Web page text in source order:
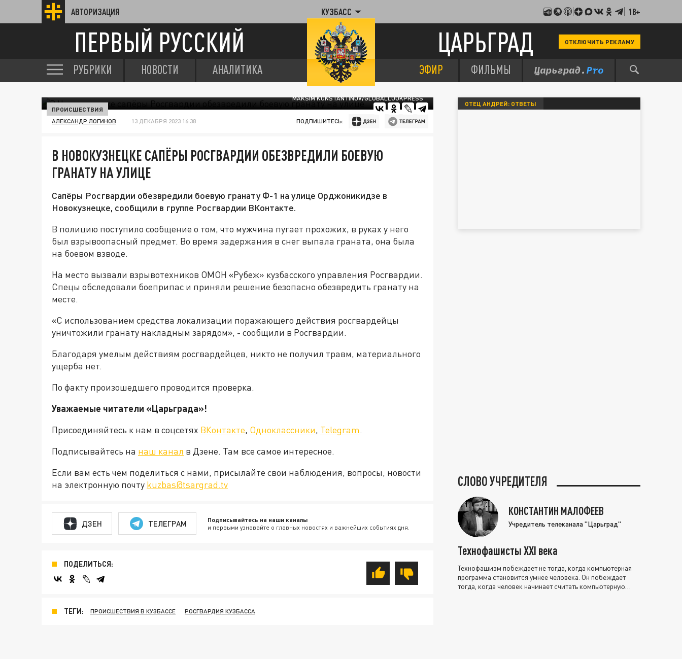
АВТОРИЗАЦИЯ КУЗБАСС 18+
ПЕРВЫЙ РУССКИЙ ЦАРЬГРАД ОТКЛЮЧИТЬ РЕКЛАМУ
РУБРИКИ НОВОСТИ АНАЛИТИКА ЭФИР ФИЛЬМЫ
MAKSIM KONSTANTINOV/GLOBALLOOKPRESS
ПРОИСШЕСТВИЯ
АЛЕКСАНДР ЛОГИНОВ 13 ДЕКАБРЯ 2023 16:38 ПОДПИШИТЕСЬ:
В НОВОКУЗНЕЦКЕ САПЁРЫ РОСГВАРДИИ ОБЕЗВРЕДИЛИ БОЕВУЮ
ГРАНАТУ НА УЛИЦЕ
Сапёры Росгвардии обезвредили боевую гранату Ф-1 на улице Орджоникидзе в
Новокузнецке, сообщили в группе Росгвардии ВКонтакте.
В полицию поступило сообщение о том, что мужчина пугает прохожих, в руках у него
был взрывоопасный предмет. Во время задержания в снег выпала граната, она была
на боевом взводе.
На место вызвали взрывотехников ОМОН «Рубеж» кузбасского управления Росгвардии.
Спецы обследовали боеприпас и приняли решение безопасно обезвредить гранату на
месте.
«С использованием средства локализации поражающего действия росгвардейцы
уничтожили гранату накладным зарядом», - сообщили в Росгвардии.
Благодаря умелым действиям росгвардейцев, никто не получил травм, материального
ущерба нет.
По факту произошедшего проводится проверка.
Уважаемые читатели «Царьграда»!
Присоединяйтесь к нам в соцсетях ВКонтакте, Одноклассники, Telegram.
Подписывайтесь на наш канал в Дзене. Там все самое интересное.
Если вам есть чем поделиться с нами, присылайте свои наблюдения, вопросы, новости
на электронную почту kuzbas@tsargrad.tv
ДЗЕН ТЕЛЕГРАМ Подписывайтесь на наши каналы
и первыми узнавайте о главных новостях и важнейших событиях дня.
ПОДЕЛИТЬСЯ:
ТЕГИ: ПРОИСШЕСТВИЯ В КУЗБАССЕ РОСГВАРДИЯ КУЗБАССА
ОТЕЦ АНДРЕЙ: ОТВЕТЫ
СЛОВО УЧРЕДИТЕЛЯ
КОНСТАНТИН МАЛОФЕЕВ
Учредитель телеканала "Царьград"
Технофашисты XXI века
Технофашизм побеждает не тогда, когда компьютерная
программа становится умнее человека. Он побеждает
тогда, когда человек начинает считать компьютерную